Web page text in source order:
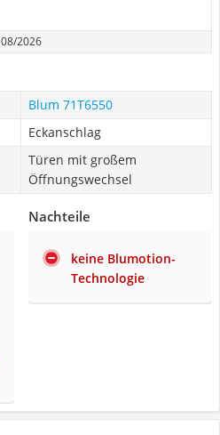
08/2026
Blum 71T6550
Eckanschlag
Türen mit großem
Öffnungswechsel
Nachteile
keine Blumotion-
Technologie